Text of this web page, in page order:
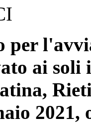
per
ai
2021,